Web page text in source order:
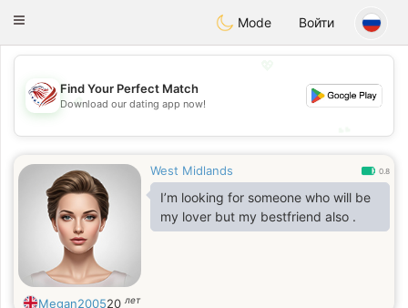
Dating
Toggle
Mode Войти
💖
💕
Find Your Perfect Match
Download our dating app now!
West Midlands 0.8
I’m looking for someone who will be
my lover but my bestfriend also .
Megan200520 лет